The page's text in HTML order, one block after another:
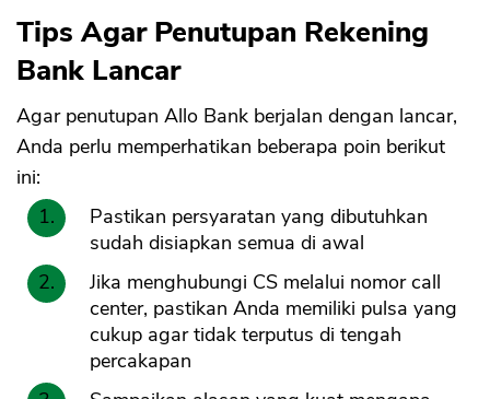
Tips Agar Penutupan Rekening
Bank Lancar
Agar penutupan Allo Bank berjalan dengan lancar,
Anda perlu memperhatikan beberapa poin berikut
ini:
Pastikan persyaratan yang dibutuhkan
sudah disiapkan semua di awal
Jika menghubungi CS melalui nomor call
center, pastikan Anda memiliki pulsa yang
cukup agar tidak terputus di tengah
percakapan